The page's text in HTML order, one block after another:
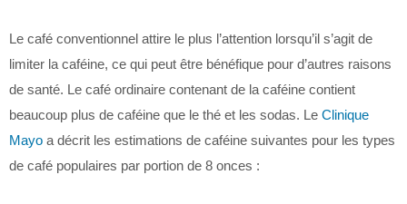
Le café conventionnel attire le plus l’attention lorsqu’il s’agit de
limiter la caféine, ce qui peut être bénéfique pour d’autres raisons
de santé. Le café ordinaire contenant de la caféine contient
beaucoup plus de caféine que le thé et les sodas. Le Clinique
Mayo a décrit les estimations de caféine suivantes pour les types
de café populaires par portion de 8 onces :